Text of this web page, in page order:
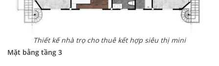
Thiết kế nhà trọ cho thuê kết hợp siêu thị mini
Mặt bằng tầng 3